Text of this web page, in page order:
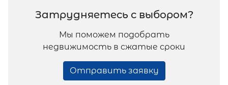
Затрудняетесь с выбором?
Мы поможем подобрать
недвижимость в сжатые сроки
Отправить заявку